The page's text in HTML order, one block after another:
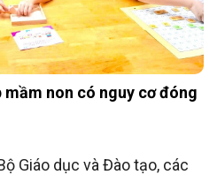
mầm non có nguy cơ đóng
Giáo dục và Đào tạo, các